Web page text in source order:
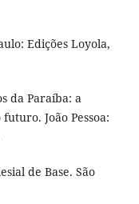
Edições Loyola,
da Paraíba: a
João Pessoa:
de Base. São